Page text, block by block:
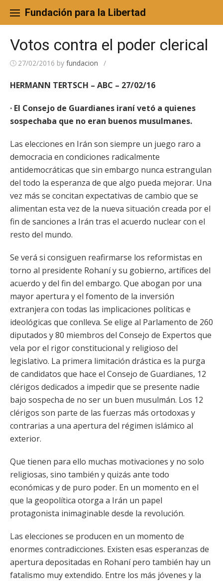
content
Fundación para la Libertad
Votos contra el poder clerical
27/02/2016 by fundacion /
HERMANN TERTSCH – ABC – 27/02/16
· El Consejo de Guardianes iraní vetó a quienes
sospechaba que no eran buenos musulmanes.
Las elecciones en Irán son siempre un juego raro a
democracia en condiciones radicalmente
antidemocráticas que sin embargo nunca estrangulan
del todo la esperanza de que algo pueda mejorar. Una
vez más se concitan expectativas de cambio que se
alimentan esta vez de la nueva situación creada por el
fin de sanciones a Irán tras el acuerdo nuclear con el
resto del mundo.
Se verá si consiguen reafirmarse los reformistas en
torno al presidente Rohaní y su gobierno, artífices del
acuerdo y del fin del embargo. Que abogan por una
mayor apertura y el fomento de la inversión
extranjera con todas las implicaciones políticas e
ideológicas que conlleva. Se elige al Parlamento de 260
diputados y 80 miembros del Consejo de Expertos que
vela por el rigor constitucional y religioso del
legislativo. La primera limitación drástica es la purga
de candidatos que hace el Consejo de Guardianes, 12
clérigos dedicados a impedir que se presente nadie
bajo sospecha de no ser un buen musulmán. Los 12
clérigos son parte de las fuerzas más ortodoxas y
contrarias a una apertura del régimen islámico al
exterior.
Que tienen para ello muchas motivaciones y no solo
religiosas, sino también y quizás ante todo
económicas y de puro poder. En un momento en el
que la geopolítica otorga a Irán un papel
protagonista inimaginable desde la revolución.
Las elecciones se producen en un momento de
enormes contradicciones. Existen esas esperanzas de
apertura depositadas en Rohaní pero también hay un
fatalismo muy extendido. Entre los más jóvenes y la